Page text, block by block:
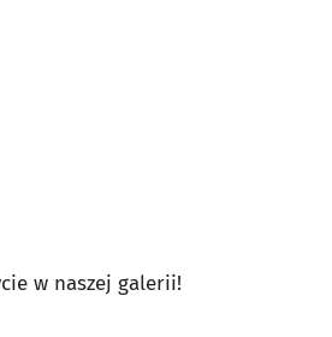
w naszej galerii!